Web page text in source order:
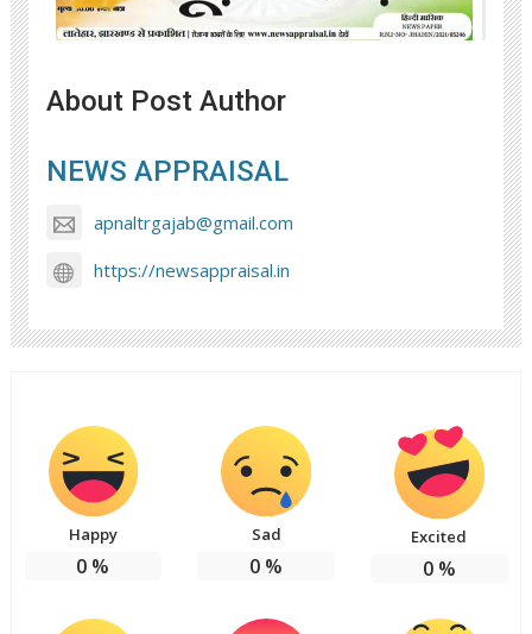
About Post Author
NEWS APPRAISAL
apnaltrgajab@gmail.com
https://newsappraisal.in
Happy
0 %
Sad
0 %
Excited
0%